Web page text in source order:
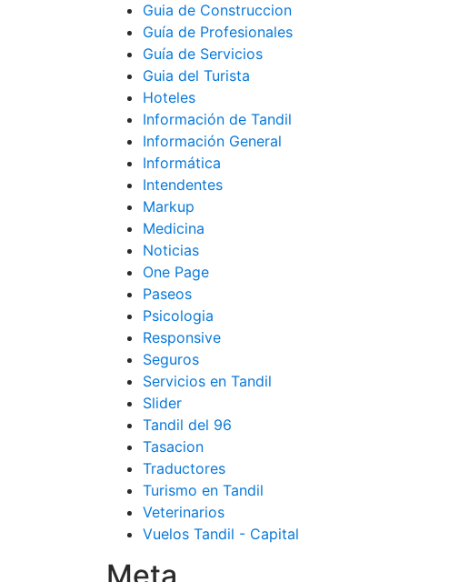
Guia de Construccion
Guía de Profesionales
Guía de Servicios
Guia del Turista
Hoteles
Información de Tandil
Información General
Informática
Intendentes
Markup
Medicina
Noticias
One Page
Paseos
Psicologia
Responsive
Seguros
Servicios en Tandil
Slider
Tandil del 96
Tasacion
Traductores
Turismo en Tandil
Veterinarios
Vuelos Tandil - Capital